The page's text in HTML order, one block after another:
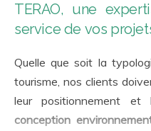
TERAO, une
service de vos
Quelle que soit la
tourisme, nos clients
leur positionnement et
conception